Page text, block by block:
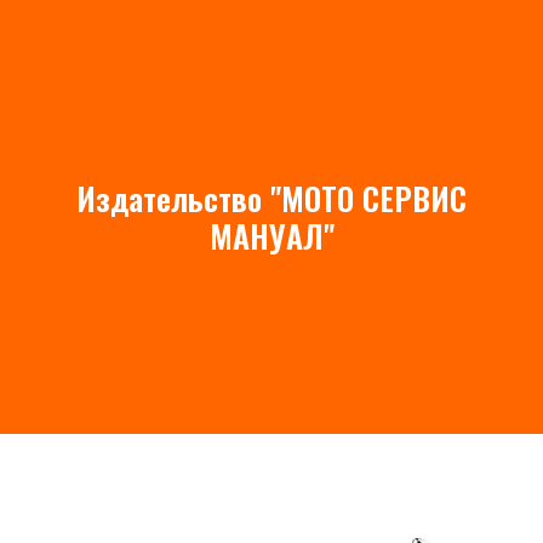
Издательство "МОТО СЕРВИС
МАНУАЛ"